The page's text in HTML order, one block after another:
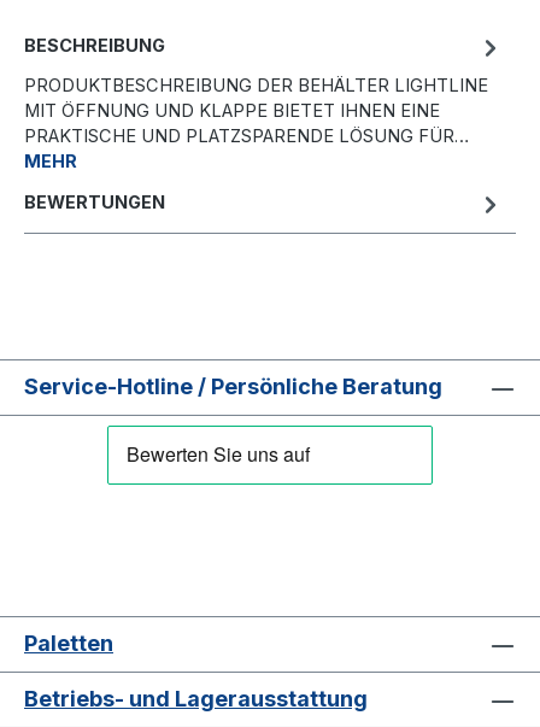
BESCHREIBUNG
PRODUKTBESCHREIBUNG DER BEHÄLTER LIGHTLINE
MIT ÖFFNUNG UND KLAPPE BIETET IHNEN EINE
PRAKTISCHE UND PLATZSPARENDE LÖSUNG FÜR…
MEHR
BEWERTUNGEN
Service-Hotline / Persönliche Beratung
Paletten
Betriebs- und Lagerausstattung